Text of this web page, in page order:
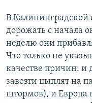
В Калининградской
дорожать с начала
неделю они
Что только не
качестве причин: и
завезти цыплят на
штормов), и Европа